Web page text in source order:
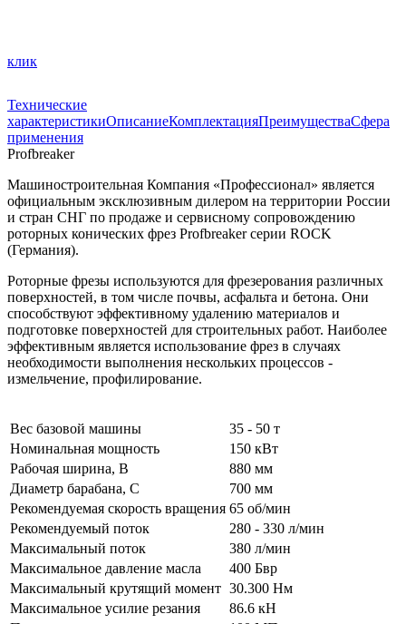
клик
Технические
характеристикиОписаниеКомплектацияПреимуществаСфера
применения
Profbreaker
Машиностроительная Компания «Профессионал» является
официальным эксклюзивным дилером на территории России
и стран СНГ по продаже и сервисному сопровождению
роторных конических фрез Profbreaker серии ROCK
(Германия).
Роторные фрезы используются для фрезерования различных
поверхностей, в том числе почвы, асфальта и бетона. Они
способствуют эффективному удалению материалов и
подготовке поверхностей для строительных работ. Наиболее
эффективным является использование фрез в случаях
необходимости выполнения нескольких процессов -
измельчение, профилирование.
Вес базовой машины
35 - 50 т
Номинальная мощность
150 кВт
Рабочая ширина, B
880 мм
Диаметр барабана, C
700 мм
Рекомендуемая скорость вращения 65 об/мин
Рекомендуемый поток
280 - 330 л/мин
Максимальный поток
380 л/мин
Максимальное давление масла
400 Бвр
Максимальный крутящий момент 30.300 Нм
Максимальное усилие резания
86.6 кН